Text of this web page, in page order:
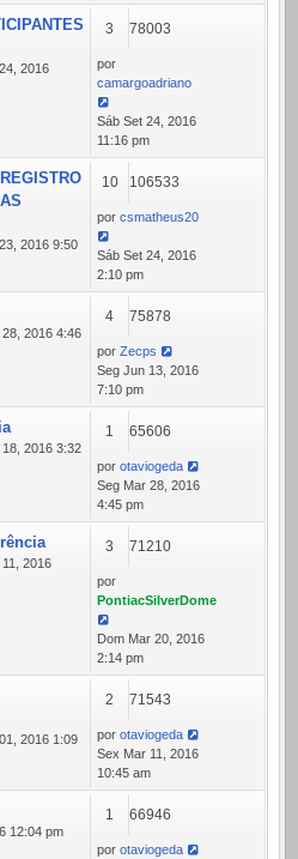
2016
3 78003
por
camargoadriano
Sáb Set 24, 2016
11:16 pm
2016 9:50
10 106533
por csmatheus20
Sáb Set 24, 2016
2:10 pm
2016 4:46
4 75878
por Zecps
Seg Jun 13, 2016
7:10 pm
2016 3:32
1 65606
por otaviogeda
Seg Mar 28, 2016
4:45 pm
2016
3 71210
por
PontiacSilverDome
Dom Mar 20, 2016
2:14 pm
2016 1:09
2 71543
por otaviogeda
Sex Mar 11, 2016
10:45 am
12:04 pm
1 66946
por otaviogeda